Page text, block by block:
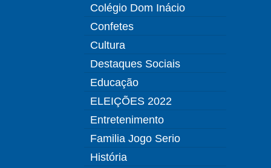
Colégio Dom Inácio
Confetes
Cultura
Destaques Sociais
Educação
ELEIÇÕES 2022
Entretenimento
Familia Jogo Serio
História